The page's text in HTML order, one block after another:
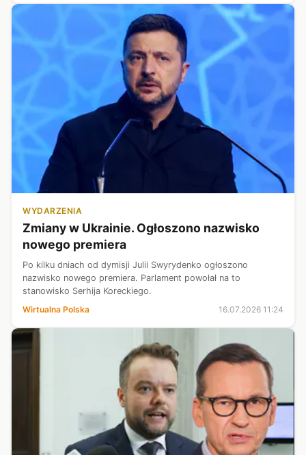
WYDARZENIA
Zmiany w Ukrainie. Ogłoszono nazwisko
nowego premiera
Po kilku dniach od dymisji Julii Swyrydenko ogłoszono
nazwisko nowego premiera. Parlament powołał na to
stanowisko Serhija Koreckiego.
Wirtualna Polska
16.07.2026 11:24